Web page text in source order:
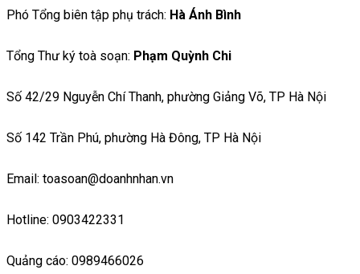
Phó Tổng biên tập phụ trách: Hà Ánh Bình
Tổng Thư ký toà soạn: Phạm Quỳnh Chi
Số 42/29 Nguyễn Chí Thanh, phường Giảng Võ, TP Hà Nội
Số 142 Trần Phú, phường Hà Đông, TP Hà Nội
Email: toasoan@doanhnhan.vn
Hotline: 0903422331
Quảng cáo: 0989466026